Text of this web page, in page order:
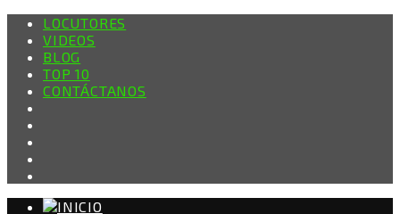
LOCUTORES
VIDEOS
BLOG
TOP 10
CONTÁCTANOS